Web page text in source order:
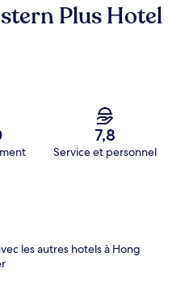
Plus Hotel
7,8
Service et personnel
les autres hotels à Hong